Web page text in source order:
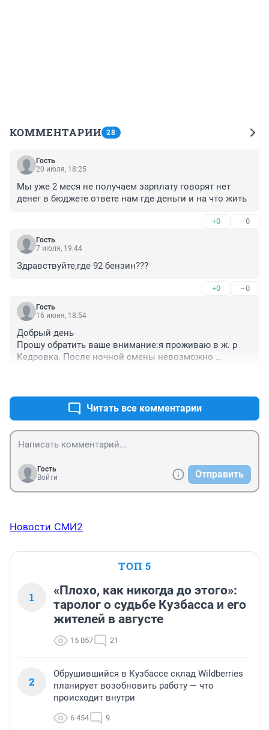
КОММЕНТАРИИ 28
Гость
20 июля, 18:25
Мы уже 2 меся не получаем зарплату говорят нет
денег в бюджете ответе нам где деньги и на что жить
+0 –0
Гость
7 июля, 19:44
Здравствуйте,где 92 бензин???
+0 –0
Гость
16 июня, 18:54
Добрый день
Прошу обратить ваше внимание:я проживаю в ж. р
Кедровка. После ночной смены невозможно
Я такая не одна- многие от них страдают.
Читать все комментарии
Гость
Войти
Отправить
Новости СМИ2
ТОП 5
1
«Плохо, как никогда до этого»:
таролог о судьбе Кузбасса и его
жителей в августе
15 057 21
2
Обрушившийся в Кузбассе склад Wildberries
планирует возобновить работу — что
происходит внутри
6 454 9